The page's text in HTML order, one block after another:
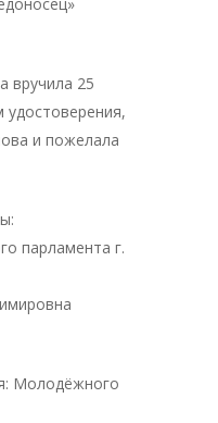
вручила 25
и пожелала
парламента г.
Молодёжного